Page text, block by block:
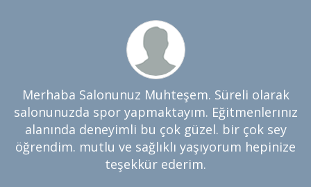
Merhaba Salonunuz Muhteşem. Süreli olarak
salonunuzda spor yapmaktayım. Eğitmenlerınız
alanında deneyimli bu çok güzel. bir çok sey
öğrendim. mutlu ve sağlıklı yaşıyorum hepinize
teşekkür ederim.